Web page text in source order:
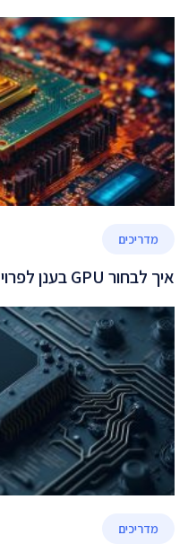
מדריכים
איך לבחור GPU בענן לפרויקט שלך - מדריך פרקטי
מדריכים